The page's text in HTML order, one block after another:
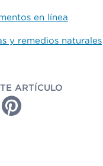
en línea
y remedios naturales
ARTÍCULO